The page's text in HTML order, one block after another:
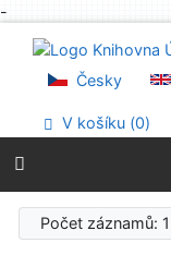
-
Přejít na menu
Prohlášení o
Česky
V košíku (0)
Počet záznamů: 1